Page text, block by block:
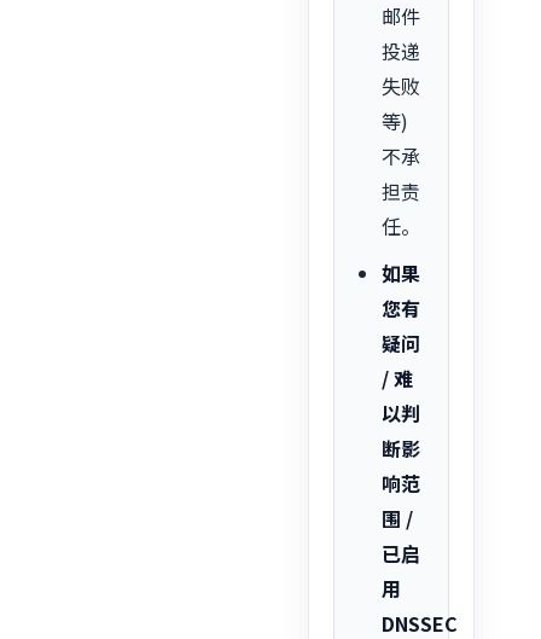
邮件
投递
失败
等)
不承
担责
任。
如果
您有
疑问
/ 难
以判
断影
响范
围 /
已启
用
DNSSEC